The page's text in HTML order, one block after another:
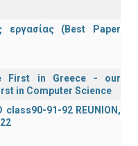
εργασίας (Best Paper
First in Greece - our
in Computer Science
class90-91-92 REUNION,